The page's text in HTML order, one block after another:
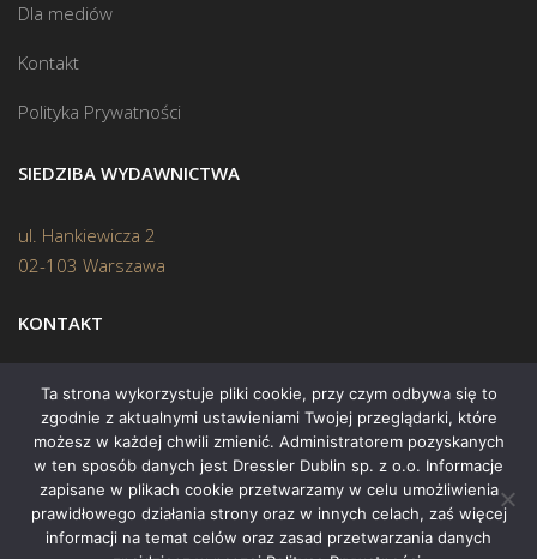
Dla mediów
Kontakt
Polityka Prywatności
SIEDZIBA WYDAWNICTWA
ul. Hankiewicza 2
02-103 Warszawa
KONTAKT
Biuro:(22) 45 70 402
Mail:biuro@swiatksiazki.pl
Ta strona wykorzystuje pliki cookie, przy czym odbywa się to
zgodnie z aktualnymi ustawieniami Twojej przeglądarki, które
możesz w każdej chwili zmienić. Administratorem pozyskanych
w ten sposób danych jest Dressler Dublin sp. z o.o. Informacje
zapisane w plikach cookie przetwarzamy w celu umożliwienia
prawidłowego działania strony oraz w innych celach, zaś więcej
informacji na temat celów oraz zasad przetwarzania danych